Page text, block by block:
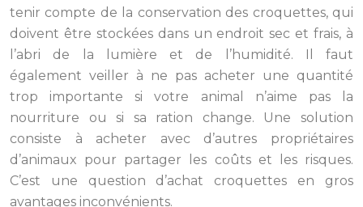
tenir compte de la conservation des croquettes, qui
doivent être stockées dans un endroit sec et frais, à
l’abri de la lumière et de l’humidité. Il faut
également veiller à ne pas acheter une quantité
trop importante si votre animal n’aime pas la
nourriture ou si sa ration change. Une solution
consiste à acheter avec d’autres propriétaires
d’animaux pour partager les coûts et les risques.
C’est une question d’achat croquettes en gros
avantages inconvénients.